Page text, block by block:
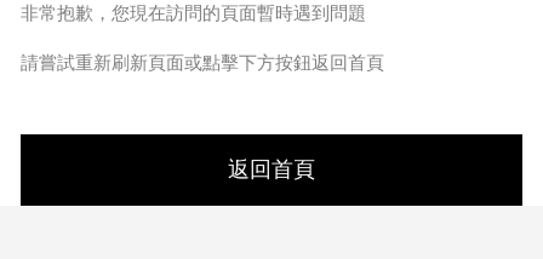
非常抱歉，您現在訪問的頁面暫時遇到問題
請嘗試重新刷新頁面或點擊下方按鈕返回首頁
返回首頁